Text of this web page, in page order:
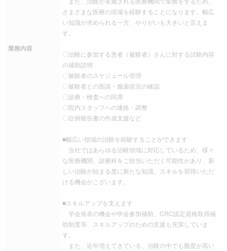
業務内容
さまざまな医療の現場を経験することになります。幅広
い知識が求められる一方、やりがいも大きいと言えま
す。
〇治験に参加する患者（被験者）さんに対する試験内容
の補助説明
〇被験者のスケジュール管理
〇被験者との面談・服薬状況の確認
〇診療・検査への同席
〇院内スタッフへの連絡・調整
〇症例報告書の作成支援など
■幅広い領域の治験を経験することができます
当社ではあらゆる治験領域に対応しているため、様々
な医療機関、診療科をご担当いただく可能性があり、新
しい治験が始まる度に新たな知識、スキルを習得いただ
ける機会がございます。
■スキルアップを支えます
学会発表の機会や学会参加補助、CRC認定資格取得補
助制度等、スキルアップのための支援も充実していま
す。
また、近年増えてきている、治験の中でも難度が高い